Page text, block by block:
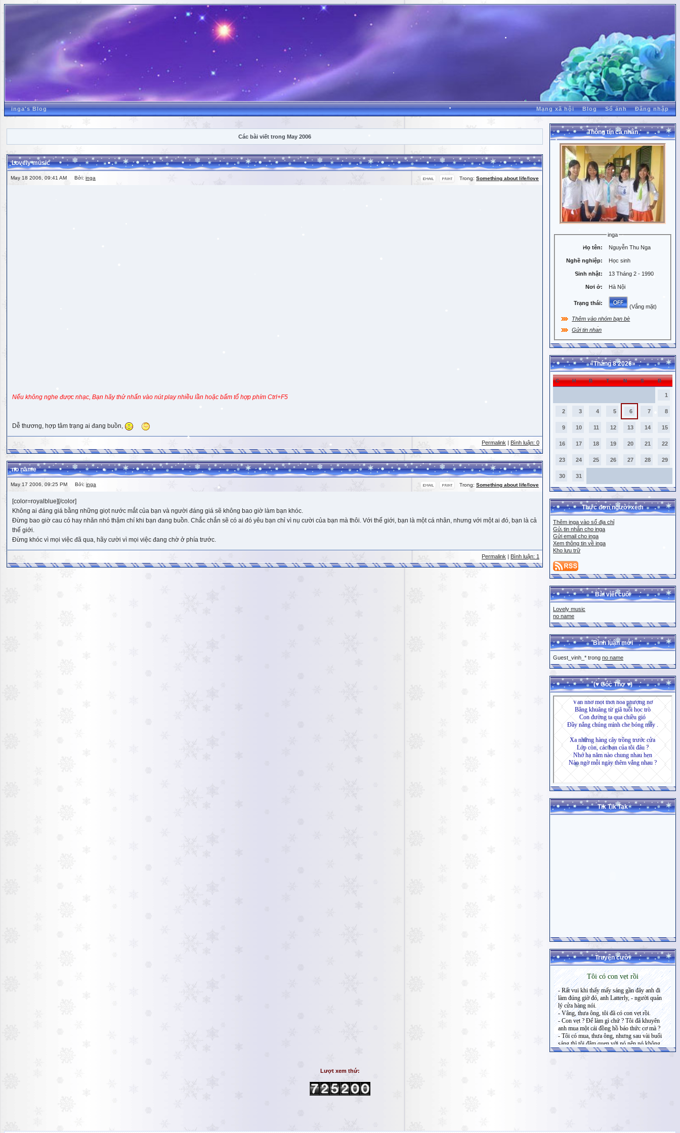
inga's Blog Mạng xã hội Blog Sổ ảnh Đăng nhập
Các bài viết trong May 2006
Lovely music
Trong: Something about life/love
May 18 2006, 09:41 AM Bởi: inga
Nếu không nghe được nhạc, Bạn hãy thử nhấn vào nút play nhiều lần hoặc bấm tổ hợp phím Ctrl+F5
Dễ thương, hợp tâm trạng ai đang buồn,
Permalink Bình luận: 0
no name
Trong: Something about life/love
May 17 2006, 09:25 PM Bởi: inga
[color=royalblue][/color]
Không ai đáng giá bằng những giọt nước mắt của bạn và người đáng giá sẽ không bao giờ làm bạn khóc.
Đừng bao giờ cau có hay nhăn nhó thậm chí khi bạn đang buồn. Chắc chắn sẽ có ai đó yêu bạn chỉ vì nụ cười của bạn mà thôi. Với thế giới, bạn là một cá nhân, nhưng với một ai đó, bạn là cả
thế giới.
Đừng khóc vì mọi việc đã qua, hãy cười vì mọi việc đang chờ ở phía trước.
Permalink Bình luận: 1
Thông tin cá nhân
inga
Họ tên: Nguyễn Thu Nga
Nghề nghiệp: Học sinh
Sinh nhật: 13 Tháng 2 - 1990
Nơi ở: Hà Nội
Trạng thái:
(Vắng mặt)
Thêm vào nhóm bạn bè
Gửi tin nhắn
«Tháng 8 2026»
C H B T N S B
1
2 3 4 5 6 7 8
9 10 11 12 13 14 15
16 17 18 19 20 21 22
23 24 25 26 27 28 29
30 31
Thực đơn người xem
Thêm inga vào sổ địa chỉ
Gửi tin nhắn cho inga
Gửi email cho inga
Xem thông tin về inga
Kho lưu trữ
Bài viết cuối
Lovely music
no name
Bình luận mới
Guest_vinh_* trong no name
(♥ Góc Thơ ♥)
Tik Tik Tak
Truyện cười
Lượt xem thứ: